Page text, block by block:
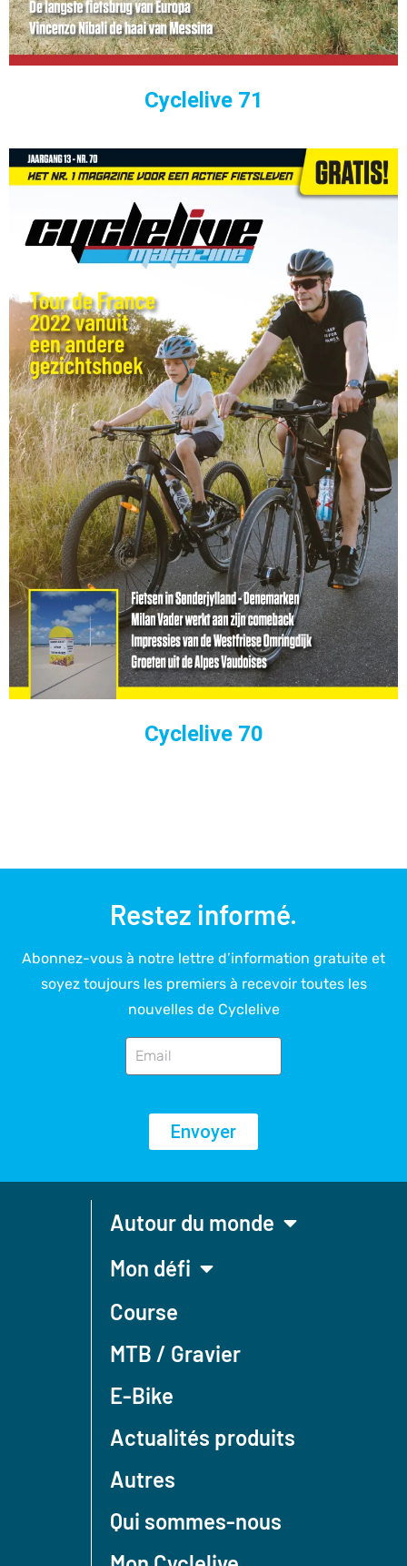
Cyclelive 71
Cyclelive 70
Restez informé.
Abonnez-vous à notre lettre d’information gratuite et
soyez toujours les premiers à recevoir toutes les
nouvelles de Cyclelive
Envoyer
Autour du monde
Mon défi
Course
MTB / Gravier
E-Bike
Actualités produits
Autres
Qui sommes-nous